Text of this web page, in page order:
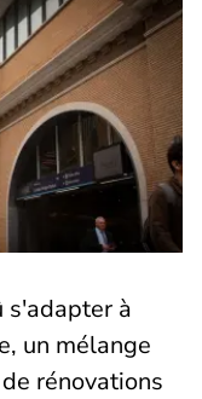
s'adapter à
un mélange
rénovations